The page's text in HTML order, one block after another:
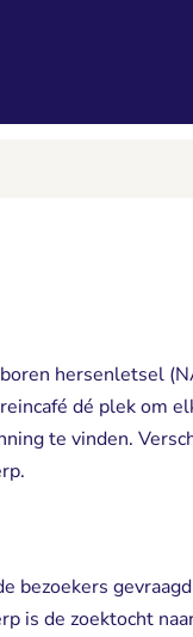
hersenletsel
dé plek om
te vinden.
bezoekers
is de zoektocht